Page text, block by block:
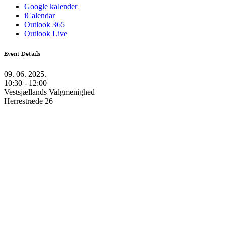
Google kalender
iCalendar
Outlook 365
Outlook Live
Event Details
09. 06. 2025.
10:30 - 12:00
Vestsjællands Valgmenighed
Herrestræde 26